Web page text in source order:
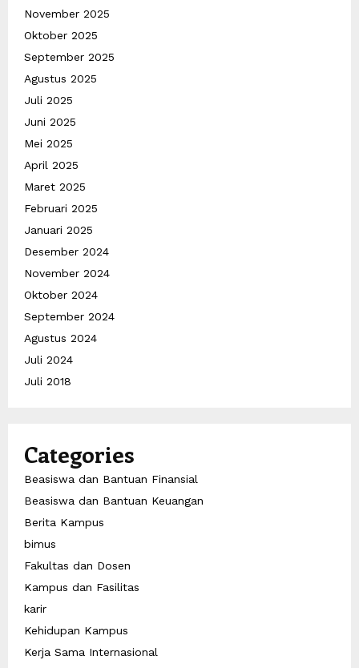
November 2025
Oktober 2025
September 2025
Agustus 2025
Juli 2025
Juni 2025
Mei 2025
April 2025
Maret 2025
Februari 2025
Januari 2025
Desember 2024
November 2024
Oktober 2024
September 2024
Agustus 2024
Juli 2024
Juli 2018
Categories
Beasiswa dan Bantuan Finansial
Beasiswa dan Bantuan Keuangan
Berita Kampus
bimus
Fakultas dan Dosen
Kampus dan Fasilitas
karir
Kehidupan Kampus
Kerja Sama Internasional